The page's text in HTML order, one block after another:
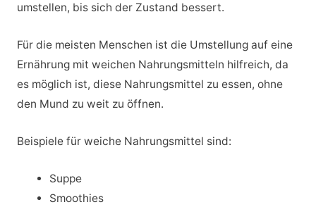
umstellen, bis sich der Zustand bessert.
Für die meisten Menschen ist die Umstellung auf eine
Ernährung mit weichen Nahrungsmitteln hilfreich, da
es möglich ist, diese Nahrungsmittel zu essen, ohne
den Mund zu weit zu öffnen.
Beispiele für weiche Nahrungsmittel sind:
Suppe
Smoothies